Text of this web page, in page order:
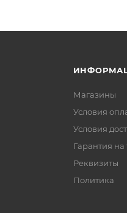
Магазины
Условия
Условия
Гарантия на
Реквизиты
Политика